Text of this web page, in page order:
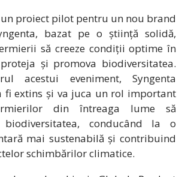
un proiect pilot pentru un nou brand
bazat pe o știință solidă,
să creeze condiții optime în
și promova biodiversitatea.
acestui eveniment, Syngenta
fi extins și va juca un rol important
din întreaga lume să
biodiversitatea, conducând la o
mai sustenabilă și contribuind
schimbărilor climatice.